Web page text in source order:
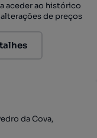
aceder ao histórico
de preços
da Cova,